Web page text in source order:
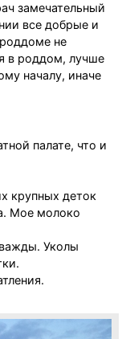
замечательный
все добрые и
не
в роддом, лучше
началу, иначе
палате, что и
крупных деток
Мое молоко
Уколы